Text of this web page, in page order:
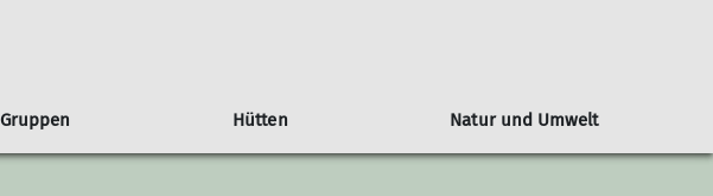
Gruppen Hütten Natur und Umwelt